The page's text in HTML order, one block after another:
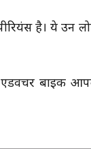
है। ये उन
बाइक